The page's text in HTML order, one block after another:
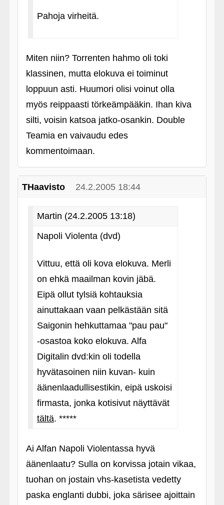
Pahoja virheitä.
Miten niin? Torrenten hahmo oli toki
klassinen, mutta elokuva ei toiminut
loppuun asti. Huumori olisi voinut olla
myös reippaasti törkeämpääkin. Ihan kiva
silti, voisin katsoa jatko-osankin. Double
Teamia en vaivaudu edes
kommentoimaan.
THaavisto 24.2.2005 18:44
Martin (24.2.2005 13:18)
Napoli Violenta (dvd)
Vittuu, että oli kova elokuva. Merli
on ehkä maailman kovin jäbä.
Eipä ollut tylsiä kohtauksia
ainuttakaan vaan pelkästään sitä
Saigonin hehkuttamaa "pau pau"
‑osastoa koko elokuva. Alfa
Digitalin dvd:kin oli todella
hyvätasoinen niin kuvan- kuin
äänenlaadullisestikin, eipä uskoisi
firmasta, jonka kotisivut näyttävät
tältä. *****
Ai Alfan Napoli Violentassa hyvä
äänenlaatu? Sulla on korvissa jotain vikaa,
tuohan on jostain vhs-kasetista vedetty
paska englanti dubbi, joka särisee ajoittain